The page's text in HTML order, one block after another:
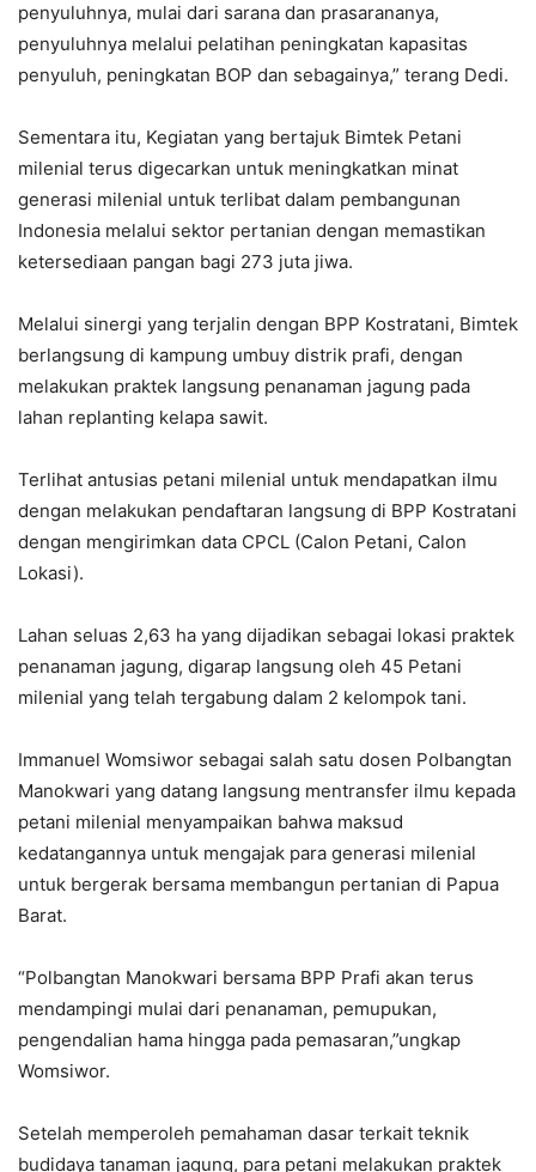
penyuluhnya, mulai dari sarana dan prasarananya,
penyuluhnya melalui pelatihan peningkatan kapasitas
penyuluh, peningkatan BOP dan sebagainya,” terang Dedi.
Sementara itu, Kegiatan yang bertajuk Bimtek Petani
milenial terus digecarkan untuk meningkatkan minat
generasi milenial untuk terlibat dalam pembangunan
Indonesia melalui sektor pertanian dengan memastikan
ketersediaan pangan bagi 273 juta jiwa.
Melalui sinergi yang terjalin dengan BPP Kostratani, Bimtek
berlangsung di kampung umbuy distrik prafi, dengan
melakukan praktek langsung penanaman jagung pada
lahan replanting kelapa sawit.
Terlihat antusias petani milenial untuk mendapatkan ilmu
dengan melakukan pendaftaran langsung di BPP Kostratani
dengan mengirimkan data CPCL (Calon Petani, Calon
Lokasi).
Lahan seluas 2,63 ha yang dijadikan sebagai lokasi praktek
penanaman jagung, digarap langsung oleh 45 Petani
milenial yang telah tergabung dalam 2 kelompok tani.
Immanuel Womsiwor sebagai salah satu dosen Polbangtan
Manokwari yang datang langsung mentransfer ilmu kepada
petani milenial menyampaikan bahwa maksud
kedatangannya untuk mengajak para generasi milenial
untuk bergerak bersama membangun pertanian di Papua
Barat.
“Polbangtan Manokwari bersama BPP Prafi akan terus
mendampingi mulai dari penanaman, pemupukan,
pengendalian hama hingga pada pemasaran,”ungkap
Womsiwor.
Setelah memperoleh pemahaman dasar terkait teknik
budidaya tanaman jagung, para petani melakukan praktek